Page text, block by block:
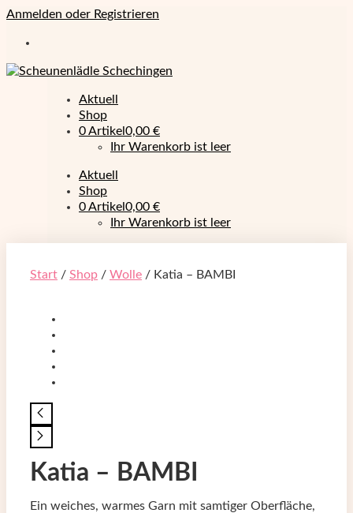
Anmelden oder Registrieren
Aktuell
Shop
0 Artikel 0,00 €
Ihr Warenkorb ist leer
Aktuell
Shop
0 Artikel 0,00 €
Ihr Warenkorb ist leer
Start / Shop / Wolle / Katia – BAMBI
Katia – BAMBI
Ein weiches, warmes Garn mit samtiger Oberfläche,